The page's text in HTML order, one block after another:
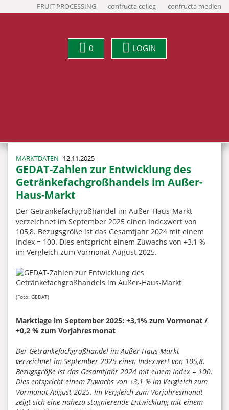
FRUIT PROCESSING confructa colleg confructa medien
0 LOGIN
MARKTDATEN 12.11.2025
GEDAT-Zahlen zur Entwicklung des
Getränkefachgroßhandels im Außer-
Haus-Markt
Der Getränkefachgroßhandel im Außer-Haus-Markt
verzeichnet im September 2025 einen Indexwert von
105,8. Bezugsgröße ist das Gesamtjahr 2024 mit einem
Index = 100. Dies entspricht einem Zuwachs von +3,1 %
im Vergleich zum Vormonat August 2025.
(Foto: GEDAT)
Marktlage im September 2025: +3,1% zum Vormonat /
+0,2 % zum Vorjahresmonat
Der Getränkefachgroßhandel im Außer-Haus-Markt
verzeichnet im September 2025 einen Indexwert von 105,8.
Bezugsgröße ist das Gesamtjahr 2024 mit einem Index = 100.
Dies entspricht einem Zuwachs von +3,1 % im Vergleich zum
Vormonat August 2025. Im Vergleich zum Vorjahresmonat
zeigt sich eine nahezu stagnierende Entwicklung mit einem